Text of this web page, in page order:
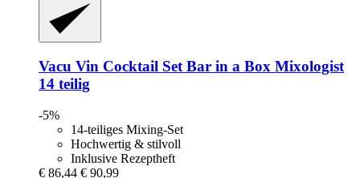
Vacu Vin Cocktail Set Bar in a Box Mixologist
14 teilig
-5%
14-teiliges Mixing-Set
Hochwertig & stilvoll
Inklusive Rezeptheft
€ 86,44 € 90,99